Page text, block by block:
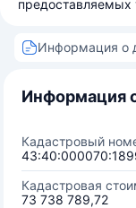
предоставляемых
Информация о
Информация
Кадастровый
Кадастровая
73 738 789,72